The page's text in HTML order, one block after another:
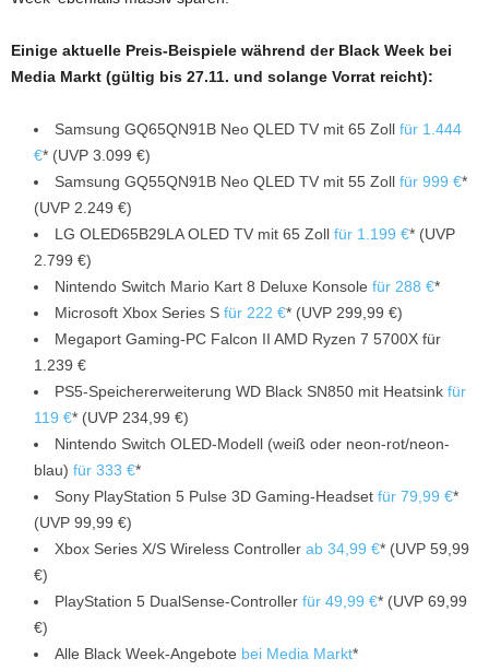
Einige aktuelle Preis-Beispiele während der Black Week bei
Media Markt (gültig bis 27.11. und solange Vorrat reicht):
Samsung GQ65QN91B Neo QLED TV mit 65 Zoll für 1.444
€* (UVP 3.099 €)
Samsung GQ55QN91B Neo QLED TV mit 55 Zoll für 999 €*
(UVP 2.249 €)
LG OLED65B29LA OLED TV mit 65 Zoll für 1.199 €* (UVP
2.799 €)
Nintendo Switch Mario Kart 8 Deluxe Konsole für 288 €*
Microsoft Xbox Series S für 222 €* (UVP 299,99 €)
Megaport Gaming-PC Falcon II AMD Ryzen 7 5700X für
1.239 €
PS5-Speichererweiterung WD Black SN850 mit Heatsink für
119 €* (UVP 234,99 €)
Nintendo Switch OLED-Modell (weiß oder neon-rot/neon-
blau) für 333 €*
Sony PlayStation 5 Pulse 3D Gaming-Headset für 79,99 €*
(UVP 99,99 €)
Xbox Series X/S Wireless Controller ab 34,99 €* (UVP 59,99
€)
PlayStation 5 DualSense-Controller für 49,99 €* (UVP 69,99
€)
Alle Black Week-Angebote bei Media Markt*